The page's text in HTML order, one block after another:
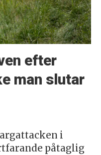
efter
man slutar
i
påtaglig